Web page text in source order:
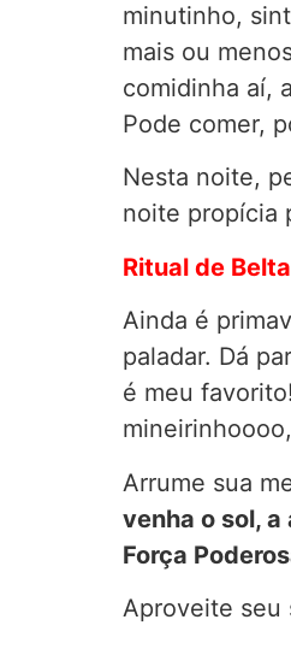
minutinho,
mais ou
comidinha aí,
Pode comer,
Nesta noite,
noite propícia
Ritual de
Ainda é
paladar. Dá
é meu
Arrume sua
venha o sol,
Força
Aproveite seu